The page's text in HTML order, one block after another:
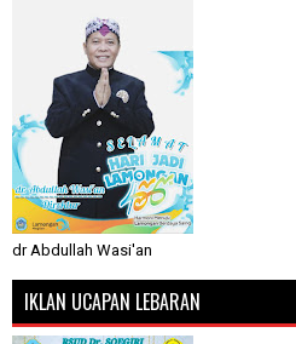
dr Abdullah Wasi'an
IKLAN UCAPAN LEBARAN